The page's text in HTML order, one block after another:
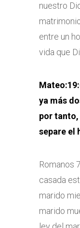
nuestro
entre un
vida que
ya más
por tanto,
separe el
Romanos
casada
marido
marido